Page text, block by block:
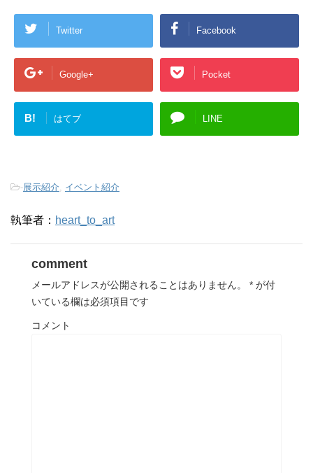
Twitter Facebook
Google+ Pocket
B! はてブ LINE
-展示紹介 イベント紹介
執筆者： heart_to_art
comment
メールアドレスが公開されることはありません。 * が付
いている欄は必須項目です
コメント